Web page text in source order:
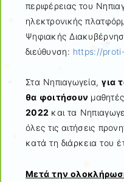
περιφέρειας του
ηλεκτρονικής
Ψηφιακής
διεύθυνση: https://
Στα Νηπιαγωγεία,για
θα φοιτήσουν
2022 και τα
όλες τις αιτήσεις
κατά τη διάρκεια του
Μετά την